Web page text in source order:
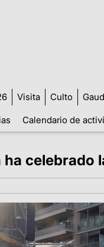
Visita Culto
Calendario de
ha